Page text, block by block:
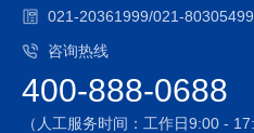
本基金投资范围包括国债期货，
4、股票期权投资风险
本基金投资股票期权，股票期权
风险、流动性风险、保证金风险
021-20361999/021-80305499
咨询热线
400-888-0688
（人工服务时间：工作日9:00 -